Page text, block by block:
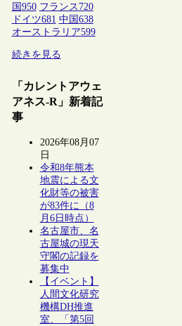
国 950 フランス 720
ドイツ681 中国 638
オーストラリア599
続きを見る
「カレントアウェ
アネス-R」新着記
事
2026年08月07
日
令和8年熊本
地震による文
化財等の被害
が83件に（8
月6日時点）
名古屋市、名
古屋城の現天
守閣の記録を
募集中
【イベント】
人間文化研究
機構DH推進
室、「第5回